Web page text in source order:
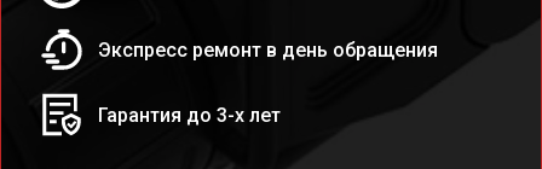
Экспресс ремонт в день обращения
Гарантия до 3-х лет